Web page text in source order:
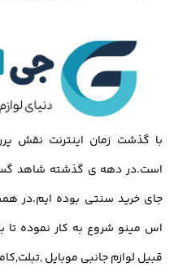
با گذشت زمان اینترنت نقش
است.در دهه ی گذشته شاهد
جای خرید سنتی بوده ایم.در
اس مینو شروع به کار نموده تا
قبیل لوازم جانبی موبایل